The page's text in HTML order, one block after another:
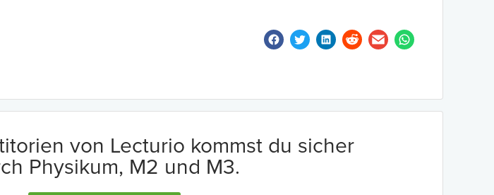
von Lecturio kommst du sicher
Physikum, M2 und M3.